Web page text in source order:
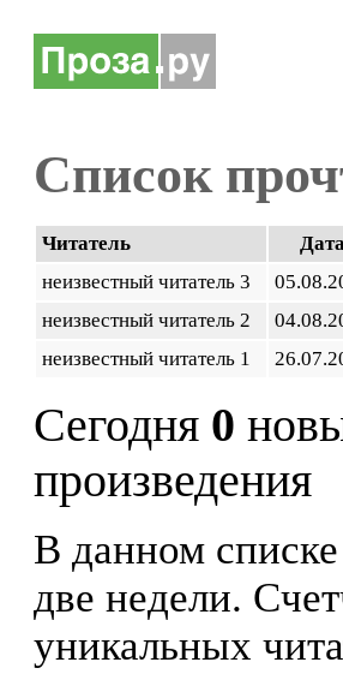
Список
Читатель
неизвестный читатель 3
неизвестный читатель 2
неизвестный читатель 1
Сегодня 0
произведения
В данном
две недели.
уникальных